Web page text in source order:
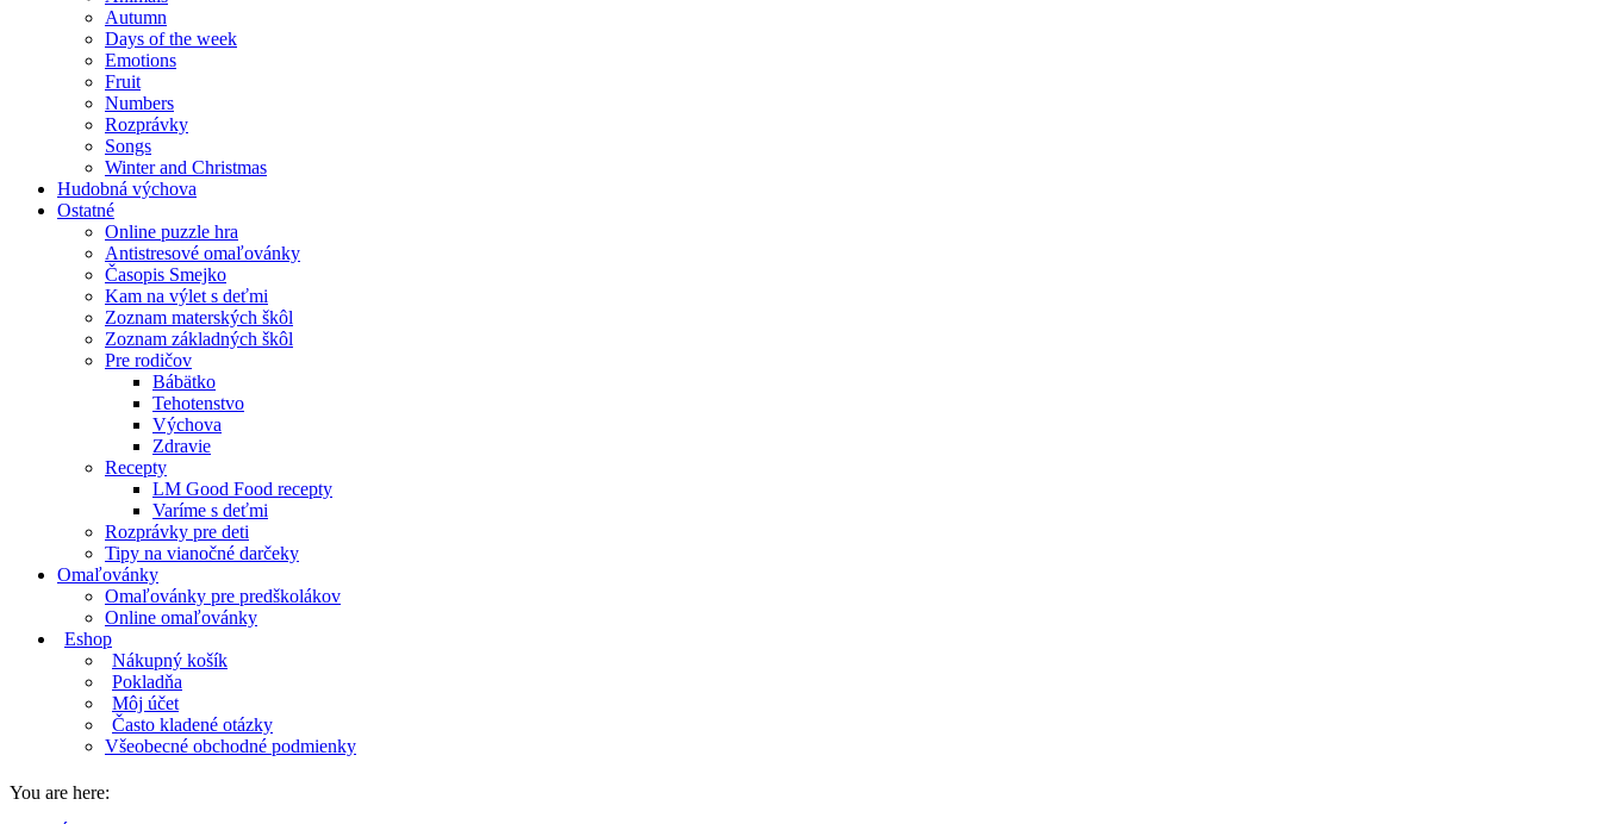
Autumn
Days of the week
Emotions
Fruit
Numbers
Rozprávky
Songs
Winter and Christmas
Hudobná výchova
Ostatné
Online puzzle hra
Antistresové omaľovánky
Časopis Smejko
Kam na výlet s deťmi
Zoznam materských škôl
Zoznam základných škôl
Pre rodičov
Bábätko
Tehotenstvo
Výchova
Zdravie
Recepty
LM Good Food recepty
Varíme s deťmi
Rozprávky pre deti
Tipy na vianočné darčeky
Omaľovánky
Omaľovánky pre predškolákov
Online omaľovánky
Eshop
Nákupný košík
Pokladňa
Môj účet
Často kladené otázky
Všeobecné obchodné podmienky
You are here: